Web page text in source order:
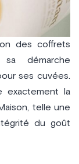
des coffrets
démarche
ses cuvées.
exactement la
telle une
du goût